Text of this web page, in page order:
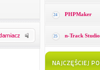
24 PHPMaker
25 n-Track Studio